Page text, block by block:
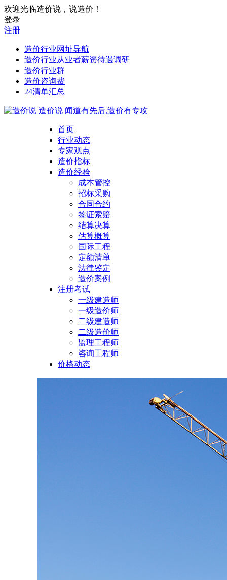
欢迎光临造价说，说造价！
登录
注册
造价行业网址导航
造价行业从业者薪资待遇调研
造价行业群
造价咨询费
24清单汇总
造价说 闻道有先后,造价有专攻
首页
行业动态
专家观点
造价指标
造价经验
成本管控
招标采购
合同合约
签证索赔
结算决算
估算概算
国际工程
定额清单
法律鉴定
造价案例
注册考试
一级建造师
一级造价师
二级建造师
二级造价师
监理工程师
咨询工程师
价格动态